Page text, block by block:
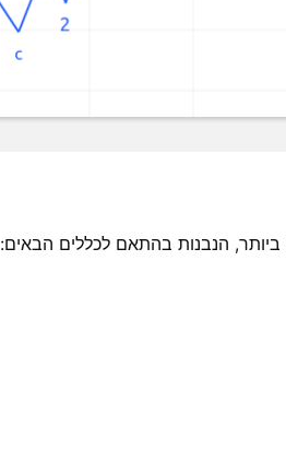
ביותר, הנבנות בהתאם לכללים הבאים: